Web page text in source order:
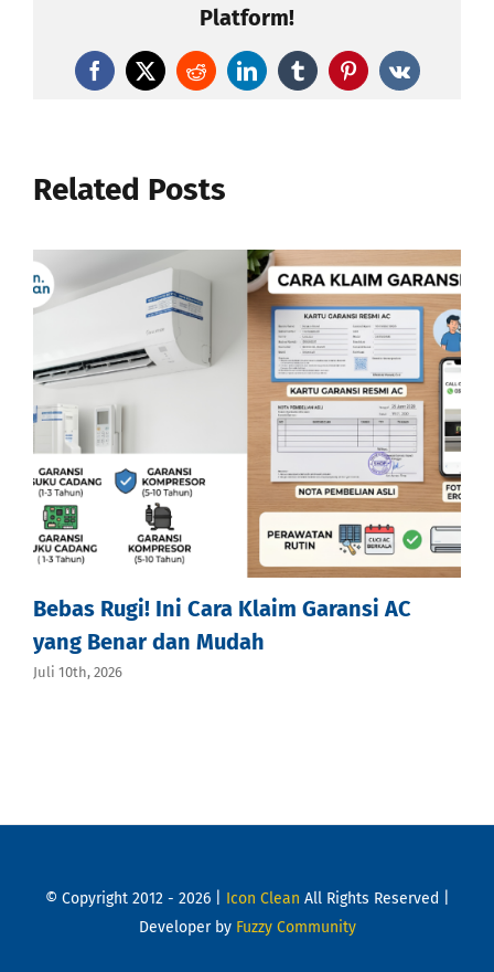
Platform!
Facebook
X RedditLinkedInTumblrPinterest
Vk
Related Posts
Bebas Rugi! Ini Cara Klaim Garansi AC
yang Benar dan Mudah
Juli 10th, 2026
© Copyright 2012 - 2026 | Icon Clean All Rights Reserved |
Developer by Fuzzy Community